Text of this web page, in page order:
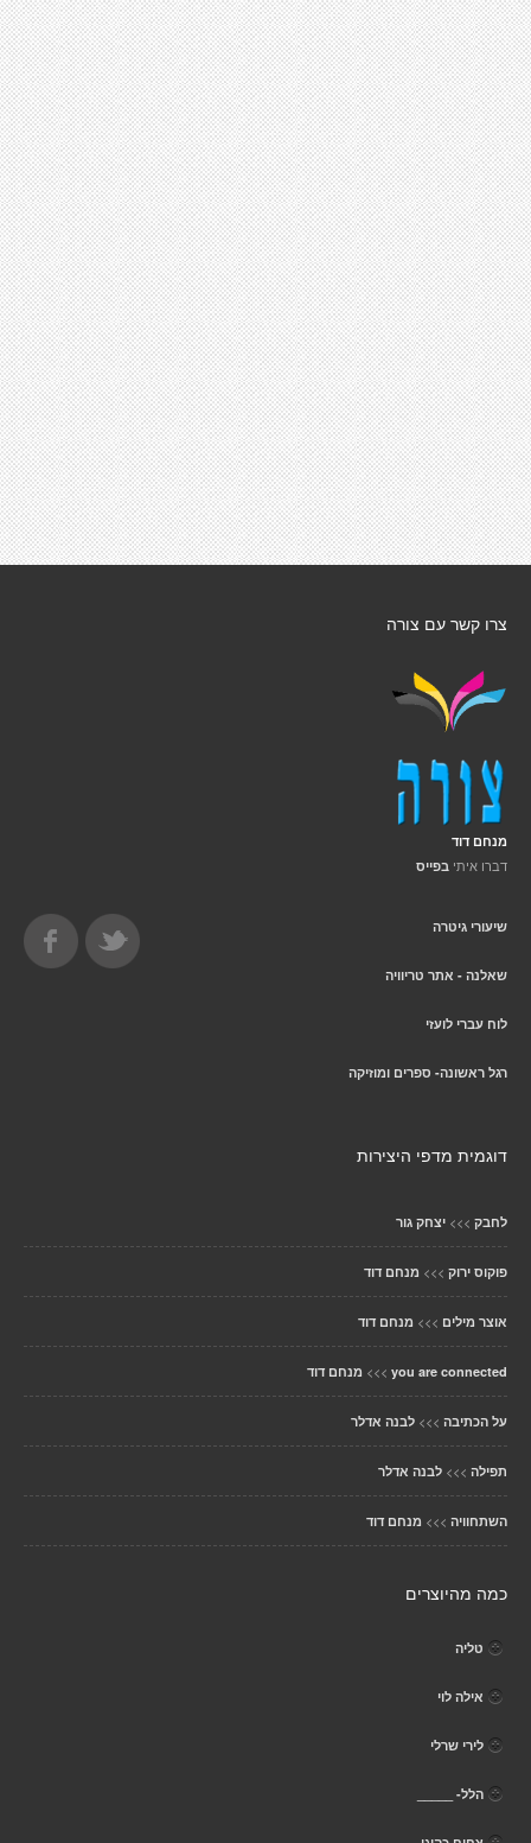
צרו קשר עם צורה
מנחם דוד
דברו איתי בפייס
שיעורי גיטרה
שאלנה - אתר טריוויה
לוח עברי לועזי
רגל ראשונה- ספרים ומוזיקה
דוגמית מדפי היצירות
לחבק >>> יצחק גור
פוקוס ירוק >>> מנחם דוד
אוצר מילים >>> מנחם דוד
you are connected
>>> מנחם דוד
על הכתיבה >>> לבנה אדלר
תפילה >>> לבנה אדלר
השתחוויה >>> מנחם דוד
כמה מהיוצרים
טליה
אילה לוי
לירי שרלי
הלל- _____